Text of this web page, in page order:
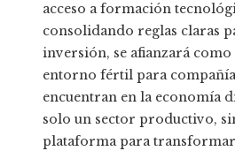
acceso a formación
consolidando reglas claras
inversión, se afianzará como
entorno fértil para
encuentran en la economía
solo un sector productivo,
plataforma para